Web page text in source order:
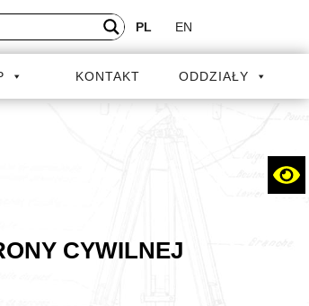
PL EN
KONTAKT ODDZIAŁY
CYWILNEJ